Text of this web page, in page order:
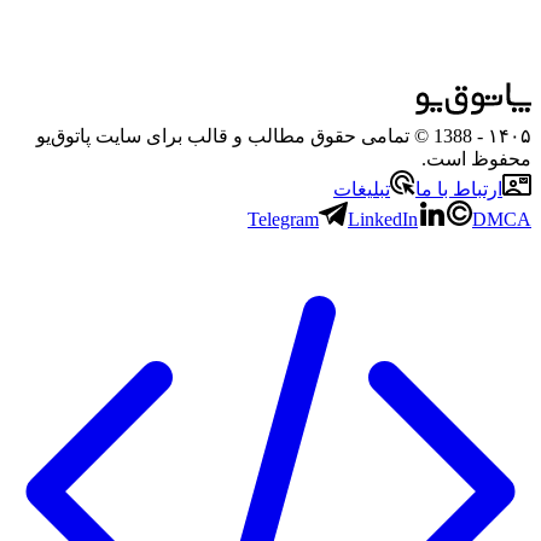
۱۴۰۵
- 1388 © تمامی حقوق مطالب و قالب برای سایت پاتوق‌یو
محفوظ است.
ارتباط با ما
تبلیغات
Telegram
LinkedIn DMCA